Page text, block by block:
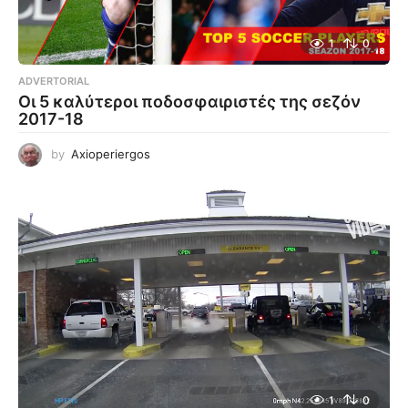
1 0
ADVERTORIAL
Οι 5 καλύτεροι ποδοσφαιριστές της σεζόν
2017-18
by Axioperiergos
1 0